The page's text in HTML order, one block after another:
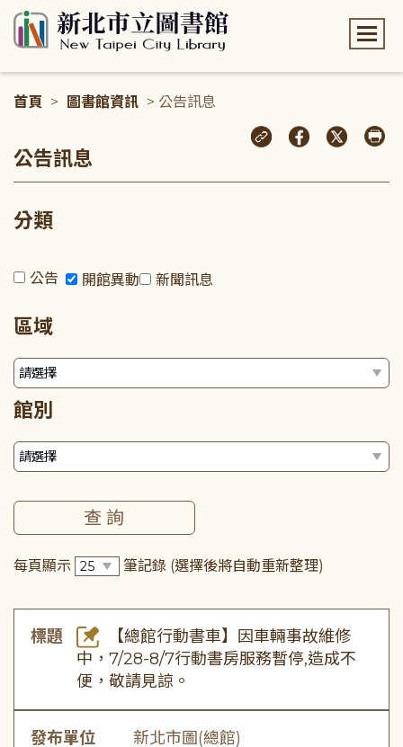
首頁 > 圖書館資訊 > 公告訊息
公告訊息
分類
公告 開館異動 新聞訊息
區域
館別
每頁顯示 筆記錄 (選擇後將自動重新整理)
標題
【總館行動書車】因車輛事故維修
中，7/28-8/7行動書房服務暫停,造成不
便，敬請見諒。
發布單位 新北市圖(總館)